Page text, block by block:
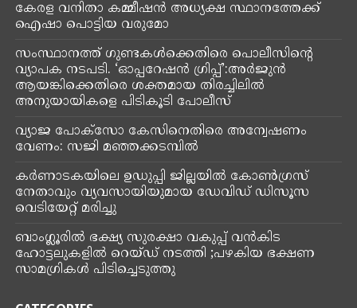
കേരള വനിതാ കമ്മീഷൻ അധ്യക്ഷ സ്ഥാനത്തേക്ക്
ഐഷാ പൊട്ടിയ വരുമോ
സംസ്ഥാനത്ത് ഗുണ്ടകൾക്കെതിരെ പൊലീസിന്റെ
വ്യാപക നടപടി. ‘ഓപ്പറേഷൻ ഗ്രിപ്പ്’:അർജുൻ
ആയങ്കിക്കെതിരെ ശക്തമായ തിരച്ചിലിൽ
അനുയായികളെ പിടികൂടി പോലീസ്
വ്യാജ പോക്സോ കേസിനെതിരെ അന്വേഷണം
വേണം: സജി മഞ്ഞക്കടമ്പിൽ
കർണാടകയിലെ ഉഡുപ്പി ജില്ലയില്‍ കോണ്‍ഗ്രസ്
നേതാവും വ്യവസായിയുമായ ഡേവിഡ് ഡിസൂസ
വെടിയേറ്റ് മരിച്ചു
ബാംഗ്ലൂരിൽ ഭക്ഷ്യ സുരക്ഷാ വകുപ്പ് വൻകിട
ഹോട്ടലുകളിൽ റെയ്‌ഡ്‌ നടത്തി ;പഴകിയ ഭക്ഷണ
സാമഗ്രികൾ പിടിച്ചെടുത്തു